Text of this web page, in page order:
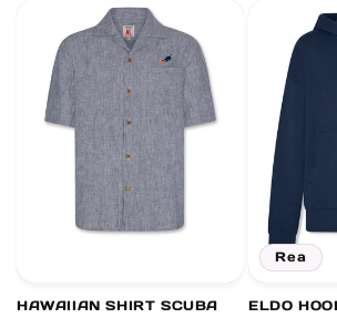
HAWAIIAN SHIRT SCUBA
Rea
ELDO